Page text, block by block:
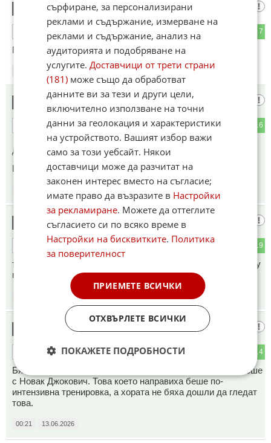
Лопата Орешник
7
Гачкай Мришо!
12.06.2026
РЕАЛИСТ
16
ОТГОВОР
До коментар#1 от "Гледах":
Циркаджилък.
Хаскуфския
19
тарикат идва в България само като закъса за пари, оная му
празни джобовете, требе му кеш !!!
12.06.2026
Простьо
14
ОТГОВОР
Бях на събитието. Всички очакваха повече шоу, както беше
с Новак Джокович. Това което направиха беше по-
интензивна тренировка, а хората не бяха дошли да гледат
това.
00:21 13.06.2026
сърфиране, за персонализирани
реклами и съдържание, измерване на
реклами и съдържание, анализ на
аудиторията и подобряване на
услугите.Доставчици от трети страни
(181) може също да обработват
данните ви за тези и други цели,
включително използване на точни
данни за геолокация и характеристики
на устройството. Вашият избор важи
само за този уебсайт. Някои
доставчици може да разчитат на
законен интерес вместо на съгласие;
имате право да възразите в Настройки
за рекламиране. Можете да оттеглите
съгласието си по всяко време в
Настройки на бисквитките. Политика
за поверителност
ПРИЕМЕТЕ ВСИЧКИ
ОТХВЪРЛЕТЕ ВСИЧКИ
ПОКАЖЕТЕ ПОДРОБНОСТИ